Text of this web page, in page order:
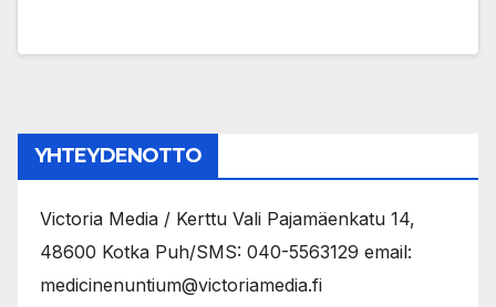
YHTEYDENOTTO
Victoria Media / Kerttu Vali Pajamäenkatu 14,
48600 Kotka Puh/SMS: 040-5563129 email:
medicinenuntium@victoriamedia.fi